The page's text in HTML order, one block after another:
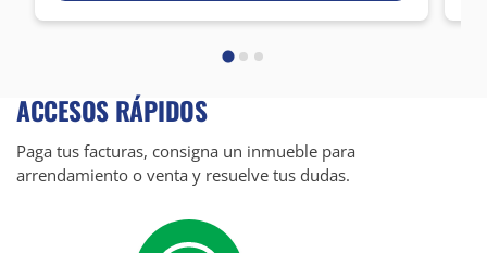
ACCESOS RÁPIDOS
Paga tus facturas, consigna un inmueble para
arrendamiento o venta y resuelve tus dudas.